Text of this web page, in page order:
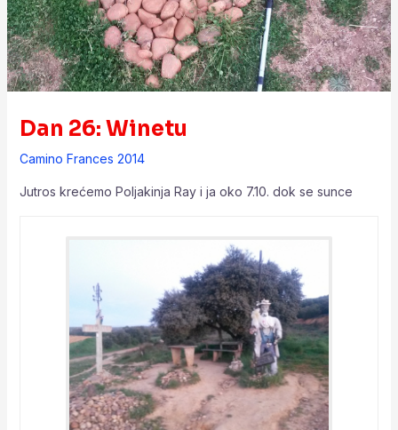
Dan 26: Winetu
Camino Frances 2014
Jutros krećemo Poljakinja Ray i ja oko 7.10. dok se sunce